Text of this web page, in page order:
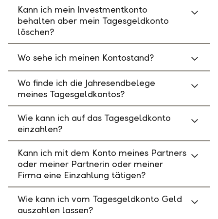
Kann ich mein Investmentkonto
behalten aber mein Tagesgeldkonto
löschen?
Wo sehe ich meinen Kontostand?
Wo finde ich die Jahresendbelege
meines Tagesgeldkontos?
Wie kann ich auf das Tagesgeldkonto
einzahlen?
Kann ich mit dem Konto meines Partners
oder meiner Partnerin oder meiner
Firma eine Einzahlung tätigen?
Wie kann ich vom Tagesgeldkonto Geld
auszahlen lassen?